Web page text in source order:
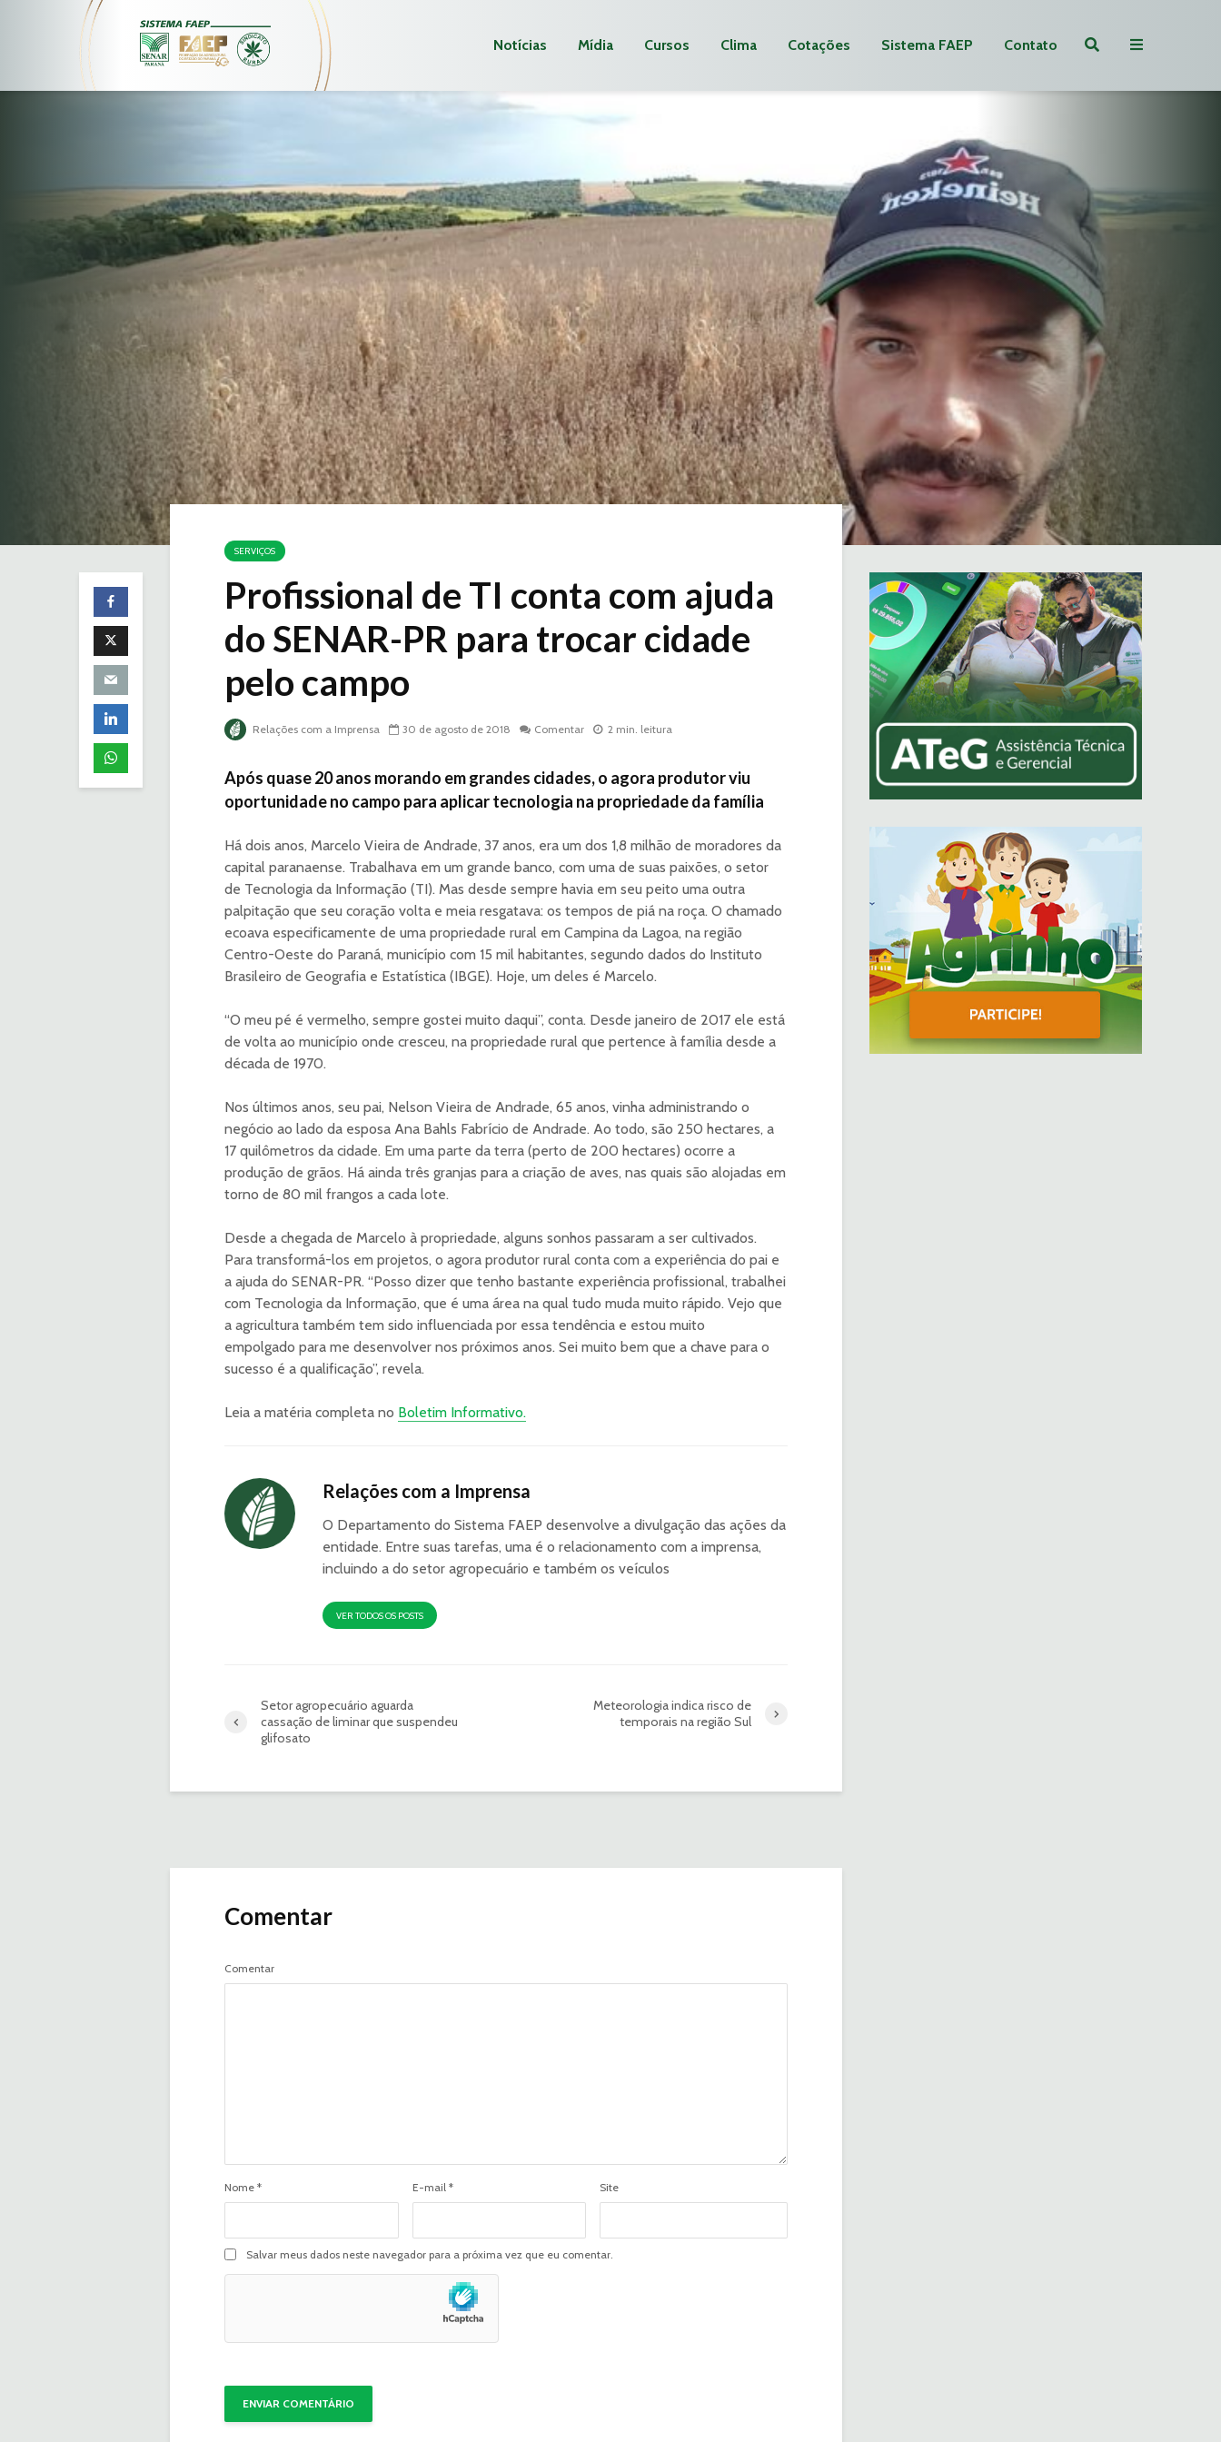
Notícias Mídia Cursos Clima Cotações Sistema FAEP Contato
SERVIÇOS
Profissional de TI conta com ajuda
do SENAR-PR para trocar cidade
pelo campo
Relações com a Imprensa 30 de agosto de 2018 Comentar 2 min. leitura
Após quase 20 anos morando em grandes cidades, o agora produtor viu
oportunidade no campo para aplicar tecnologia na propriedade da família
Há dois anos, Marcelo Vieira de Andrade, 37 anos, era um dos 1,8 milhão de moradores da
capital paranaense. Trabalhava em um grande banco, com uma de suas paixões, o setor
de Tecnologia da Informação (TI). Mas desde sempre havia em seu peito uma outra
palpitação que seu coração volta e meia resgatava: os tempos de piá na roça. O chamado
ecoava especificamente de uma propriedade rural em Campina da Lagoa, na região
Centro-Oeste do Paraná, município com 15 mil habitantes, segundo dados do Instituto
Brasileiro de Geografia e Estatística (IBGE). Hoje, um deles é Marcelo.
“O meu pé é vermelho, sempre gostei muito daqui”, conta. Desde janeiro de 2017 ele está
de volta ao município onde cresceu, na propriedade rural que pertence à família desde a
década de 1970.
Nos últimos anos, seu pai, Nelson Vieira de Andrade, 65 anos, vinha administrando o
negócio ao lado da esposa Ana Bahls Fabrício de Andrade. Ao todo, são 250 hectares, a
17 quilômetros da cidade. Em uma parte da terra (perto de 200 hectares) ocorre a
produção de grãos. Há ainda três granjas para a criação de aves, nas quais são alojadas em
torno de 80 mil frangos a cada lote.
Desde a chegada de Marcelo à propriedade, alguns sonhos passaram a ser cultivados.
Para transformá-los em projetos, o agora produtor rural conta com a experiência do pai e
a ajuda do SENAR-PR. “Posso dizer que tenho bastante experiência profissional, trabalhei
com Tecnologia da Informação, que é uma área na qual tudo muda muito rápido. Vejo que
a agricultura também tem sido influenciada por essa tendência e estou muito
empolgado para me desenvolver nos próximos anos. Sei muito bem que a chave para o
sucesso é a qualificação”, revela.
Leia a matéria completa no Boletim Informativo.
Relações com a Imprensa
O Departamento do Sistema FAEP desenvolve a divulgação das ações da
entidade. Entre suas tarefas, uma é o relacionamento com a imprensa,
incluindo a do setor agropecuário e também os veículos
VER TODOS OS POSTS
Setor agropecuário aguarda
cassação de liminar que suspendeu
glifosato
Meteorologia indica risco de
temporais na região Sul
Comentar
Comentar
Nome * E-mail * Site
Salvar meus dados neste navegador para a próxima vez que eu comentar.